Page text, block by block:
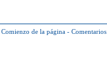
Comienzo de la página - Comentarios